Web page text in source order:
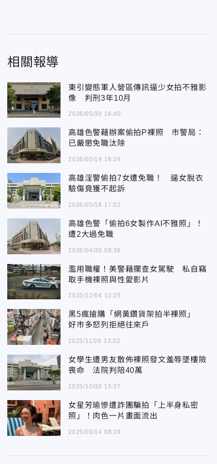
相關報導
東引變態軍人營區傳訊逼少女拍不雅影
像 判刑3年10月
2026/05/30 16:40
高雄色警藉辦案偷拍P裸照 市警局：
已嚴懲免職汰除
2026/05/19 16:26
高雄淫警偷拍7女遭免職！ 逼女脫衣
驗傷竟獲不起訴
2026/05/18 17:02
高雄色警「偷拍6女製作AI不雅照」！
遭2大過免職
2026/04/30 09:36
濫用職權！美警藉攔查女駕駛 私自竊
取手機裸照與性愛影片
2025/12/04 12:25
黑5瘋搶購「網黃鑽貨架拍半裸照」
好市多怒列拒絕往來戶
2025/11/26 13:02
女學生遭男友散佈裸照發文羞辱墜樓險
喪命 法院判陪40萬
2025/10/30 15:27
女星芳瑜慘遭詐團騙拍「上半身私密
照」！肉色一片畫面流出
2025/08/14 08:39